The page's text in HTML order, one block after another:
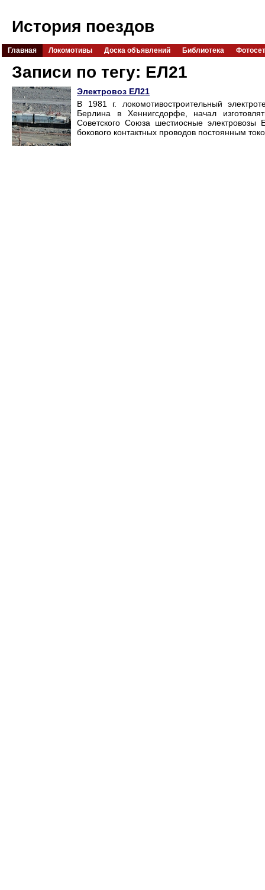
История поездов
Главная Локомотивы Доска объявлений Библиотека
Записи по тегу: ЕЛ21
Электровоз ЕЛ21
В 1981 г. локомотивостроительный
Берлина в Хеннигсдорфе, начал
Советского Союза шестиосные
бокового контактных проводов постоянным